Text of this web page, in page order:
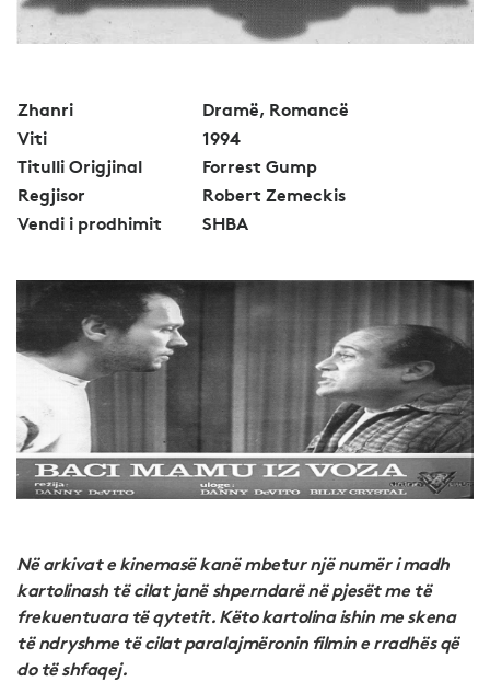
Zhanri
Dramë, Romancë
Viti
1994
Titulli Origjinal
Forrest Gump
Regjisor
Robert Zemeckis
Vendi i prodhimit
SHBA
Në arkivat e kinemasë kanë mbetur një numër i madh
kartolinash të cilat janë shperndarë në pjesët me të
frekuentuara të qytetit. Këto kartolina ishin me skena
të ndryshme të cilat paralajmëronin filmin e rradhës që
do të shfaqej.